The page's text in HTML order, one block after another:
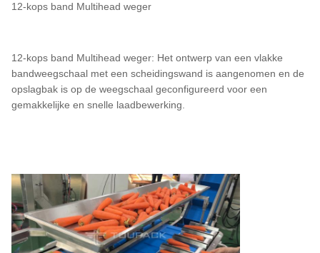
12-kops band Multihead weger
12-kops band Multihead weger: Het ontwerp van een vlakke
bandweegschaal met een scheidingswand is aangenomen en de
opslagbak is op de weegschaal geconfigureerd voor een
gemakkelijke en snelle laadbewerking.